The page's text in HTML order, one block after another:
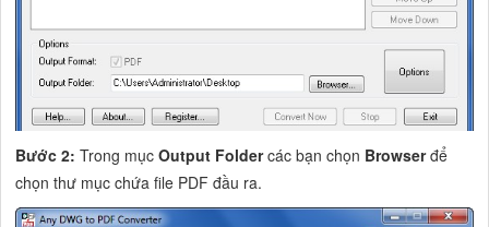
Bước 2:Trong mụcOutput Foldercác bạn chọn Browserđể
chọn thư mục chứa file PDF đầu ra.